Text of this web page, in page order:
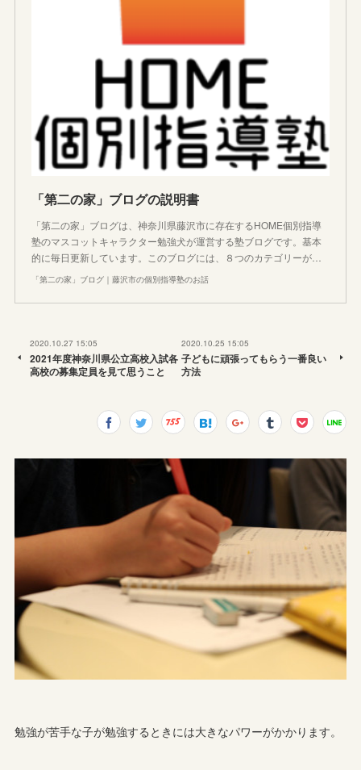
「第二の家」ブログの説明書
「第二の家」ブログは、神奈川県藤沢市に存在するHOME個別指導
塾のマスコットキャラクター勉強犬が運営する塾ブログです。基本
的に毎日更新しています。このブログには、８つのカテゴリーが…
「第二の家」ブログ｜藤沢市の個別指導塾のお話
2020.10.27 15:05
2021年度神奈川県公立高校入試各
高校の募集定員を見て思うこと
2020.10.25 15:05
子どもに頑張ってもらう一番良い
方法
勉強が苦手な子が勉強するときには大きなパワーがかかります。